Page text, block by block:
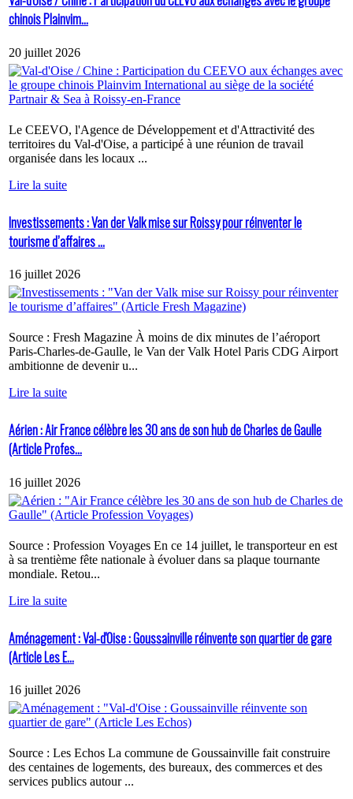
chinois Plainvim...
20 juillet 2026
Le CEEVO, l'Agence de Développement et d'Attractivité des
territoires du Val-d'Oise, a participé à une réunion de travail
organisée dans les locaux ...
Lire la suite
Investissements : Van der Valk mise sur Roissy pour réinventer le
tourisme d’affaires ...
16 juillet 2026
Source : Fresh Magazine À moins de dix minutes de l’aéroport
Paris-Charles-de-Gaulle, le Van der Valk Hotel Paris CDG Airport
ambitionne de devenir u...
Lire la suite
Aérien : Air France célèbre les 30 ans de son hub de Charles de Gaulle
(Article Profes...
16 juillet 2026
Source : Profession Voyages En ce 14 juillet, le transporteur en est
à sa trentième fête nationale à évoluer dans sa plaque tournante
mondiale. Retou...
Lire la suite
Aménagement : Val-d'Oise : Goussainville réinvente son quartier de gare
(Article Les E...
16 juillet 2026
Source : Les Echos La commune de Goussainville fait construire
des centaines de logements, des bureaux, des commerces et des
services publics autour ...